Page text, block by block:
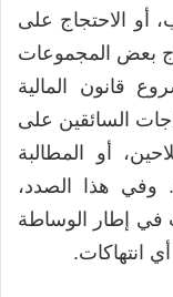
أو الاحتجاج على
بعض المجموعات
قانون المالية
السائقين على
أو المطالبة
وفي هذا الصدد،
في إطار الوساطة
انتهاكات.